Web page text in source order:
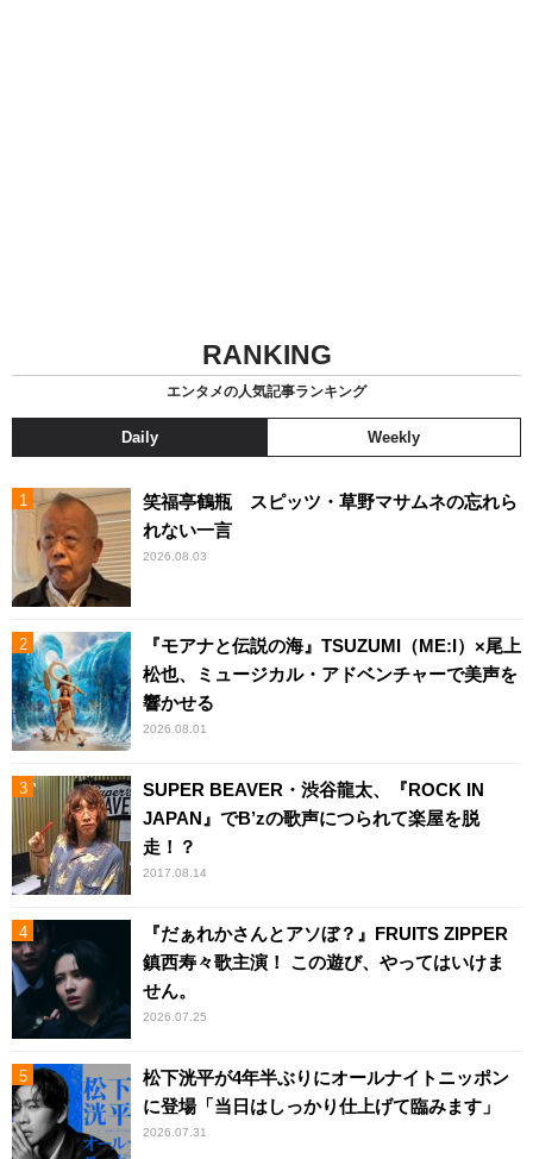
RANKING
エンタメの人気記事ランキング
Daily Weekly
笑福亭鶴瓶 スピッツ・草野マサムネの忘れら
れない一言
2026.08.03
『モアナと伝説の海』TSUZUMI（ME:I）×尾上
松也、ミュージカル・アドベンチャーで美声を
響かせる
2026.08.01
SUPER BEAVER・渋谷龍太、『ROCK IN
JAPAN』でB’zの歌声につられて楽屋を脱
走！？
2017.08.14
『だぁれかさんとアソぼ？』FRUITS ZIPPER
鎮西寿々歌主演！ この遊び、やってはいけま
せん。
2026.07.25
松下洸平が4年半ぶりにオールナイトニッポン
に登場「当日はしっかり仕上げて臨みます」
2026.07.31